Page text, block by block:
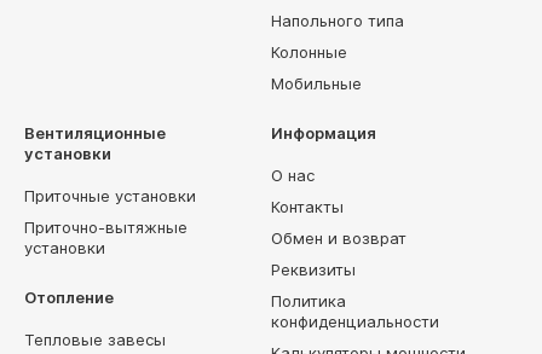
Напольного типа
Колонные
Мобильные
Вентиляционные
установки
Приточные установки
Приточно-вытяжные
установки
Отопление
Тепловые завесы
Информация
О нас
Контакты
Обмен и возврат
Реквизиты
Политика
конфиденциальности